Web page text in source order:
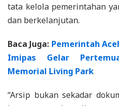
tata kelola pemerintahan
dan berkelanjutan.
Baca Juga: Pemerintah
Imipas Gelar
Memorial Living Park
“Arsip bukan sekadar